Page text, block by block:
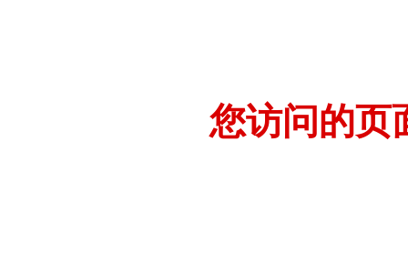
您访问的页